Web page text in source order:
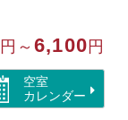
円～6,100 円
空室
カレンダー